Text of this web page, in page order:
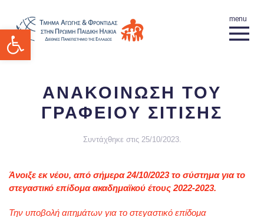
Ανοίξτε τη γραμμή εργαλείων
ΑΝΑΚΟΙΝΩΣΗ ΤΟΥ
ΓΡΑΦΕΙΟΥ ΣΙΤΙΣΗΣ
Συντάχθηκε στις 25/10/2023.
Άνοιξε εκ νέου, από σήμερα 24/10/2023 το σύστημα για το
στεγαστικό επίδομα ακαδημαϊκού έτους 2022-2023.
Την υποβολή αιτημάτων για το στεγαστικό επίδομα